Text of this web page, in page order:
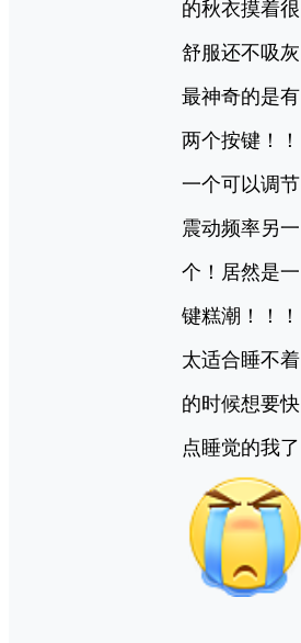
的秋衣摸着很
舒服还不吸灰
最神奇的是有
两个按键！！
一个可以调节
震动频率另一
个！居然是一
键糕潮！！！
太适合睡不着
的时候想要快
点睡觉的我了